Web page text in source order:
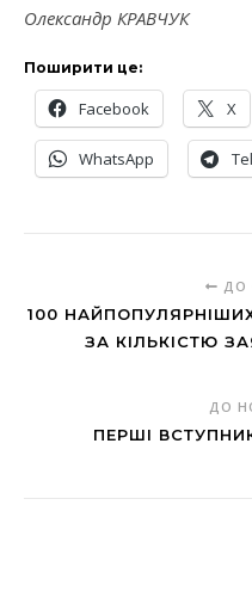
Олександр КРАВЧУК
Поширити це:
Facebook X
WhatsApp
ДО
100
ЗА КІЛЬКІСТЮ
ДО
ПЕРШІ